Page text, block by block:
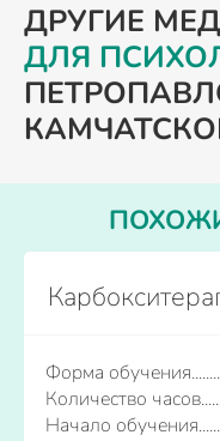
ДРУГИЕ
ДЛЯ
Форма обучения
Количество часов
Начало обучения